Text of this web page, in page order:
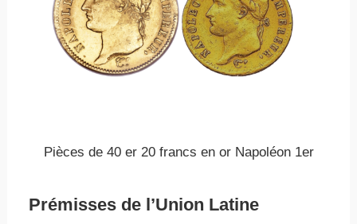
Pièces de 40 er 20 francs en or Napoléon 1er
Prémisses de l’Union Latine